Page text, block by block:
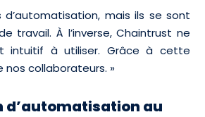
mais ils se sont
À l’inverse, Chaintrust ne
intuitif à utiliser. Grâce à cette
collaborateurs. »
d’automatisation au